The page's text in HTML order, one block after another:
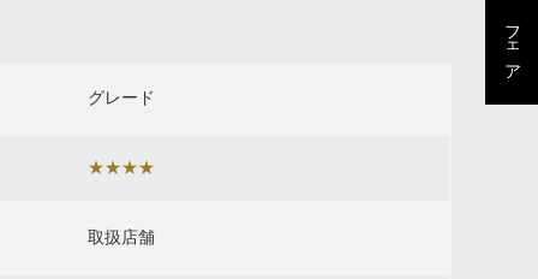
フェア
グレード
★★★★
取扱店舗